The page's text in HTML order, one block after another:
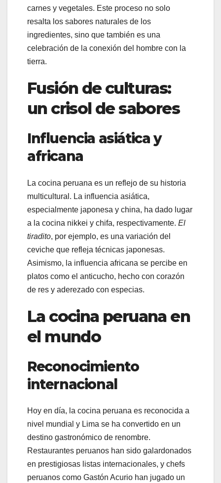
carnes y vegetales. Este proceso no solo
resalta los sabores naturales de los
ingredientes, sino que también es una
celebración de la conexión del hombre con la
tierra.
Fusión de culturas:
un crisol de sabores
Influencia asiática y
africana
La cocina peruana es un reflejo de su historia
multicultural. La influencia asiática,
especialmente japonesa y china, ha dado lugar
a la cocina nikkei y chifa, respectivamente. El
tiradito, por ejemplo, es una variación del
ceviche que refleja técnicas japonesas.
Asimismo, la influencia africana se percibe en
platos como el anticucho, hecho con corazón
de res y aderezado con especias.
La cocina peruana en
el mundo
Reconocimiento
internacional
Hoy en día, la cocina peruana es reconocida a
nivel mundial y Lima se ha convertido en un
destino gastronómico de renombre.
Restaurantes peruanos han sido galardonados
en prestigiosas listas internacionales, y chefs
peruanos como Gastón Acurio han jugado un